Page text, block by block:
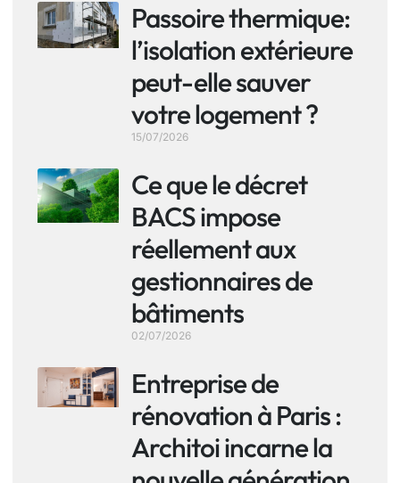
Passoire thermique:
l’isolation extérieure
peut-elle sauver
votre logement ?
15/07/2026
Ce que le décret
BACS impose
réellement aux
gestionnaires de
bâtiments
02/07/2026
Entreprise de
rénovation à Paris :
Architoi incarne la